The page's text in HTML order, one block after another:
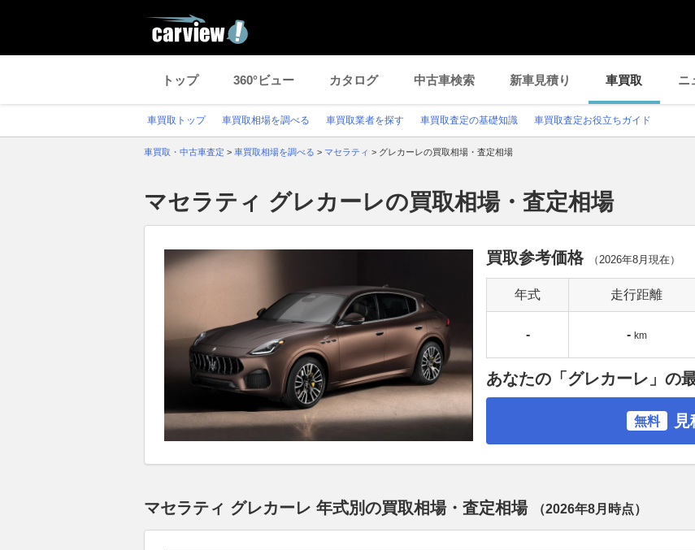
トップ 360°ビュー カタログ 中古車検索 新車見積り 車買取 ニ
車買取トップ 車買取相場を調べる 車買取業者を探す 車買取査定の基礎知識 車買取査定お役立ちガイド
車買取・中古車査定 > 車買取相場を調べる > マセラティ > グレカーレの買取相場・査定相場
マセラティ グレカーレの買取相場・査定相場
買取参考価格 （2026年8月 現在）
年式 走行距離
- - km
あなたの「グレカーレ」の
無料
マセラティ グレカーレ 年式別の買取相場・査定相場 （2026年8月 時点）